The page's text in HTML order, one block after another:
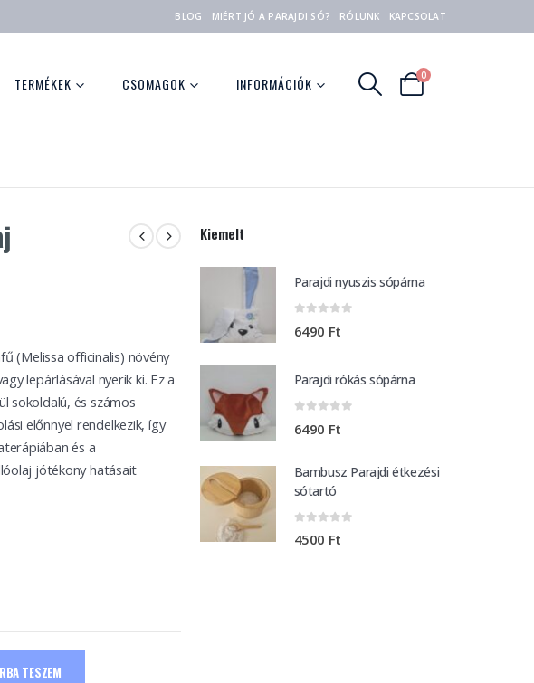
BLOG MIÉRT JÓ A PARAJDI SÓ? RÓLUNK KAPCSOLAT
TERMÉKEK CSOMAGOK INFORMÁCIÓK 0
(Melissa officinalis) növény
lepárlásával nyerik ki. Ez a
sokoldalú, és számos
előnnyel rendelkezik, így
és a
jótékony hatásait
TESZEM
Kiemelt
Parajdi nyuszis sópárna
6490 Ft
Parajdi rókás sópárna
6490 Ft
Bambusz Parajdi étkezési
sótartó
4500 Ft